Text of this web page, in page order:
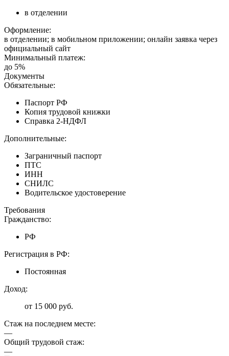
в отделении
Оформление:
в отделении; в мобильном приложении; онлайн заявка через
официальный сайт
Минимальный платеж:
до 5%
Документы
Обязательные:
Паспорт РФ
Копия трудовой книжки
Справка 2-НДФЛ
Дополнительные:
Заграничный паспорт
ПТС
ИНН
СНИЛС
Водительское удостоверение
Требования
Гражданство:
РФ
Регистрация в РФ:
Постоянная
Доход:
от 15 000 руб.
Стаж на последнем месте:
—
Общий трудовой стаж:
—